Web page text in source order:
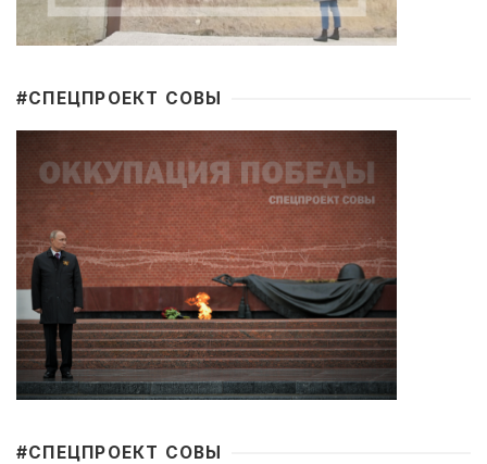
#CПЕЦПРОЕКТ СОВЫ
#CПЕЦПРОЕКТ СОВЫ